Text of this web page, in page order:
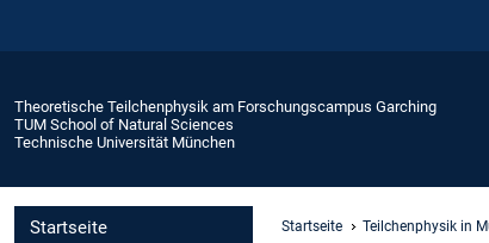
Theoretische Teilchenphysik am Forschungscampus Garching
TUM School of Natural Sciences
Technische Universität München
Startseite Startseite Teilchenphysik in